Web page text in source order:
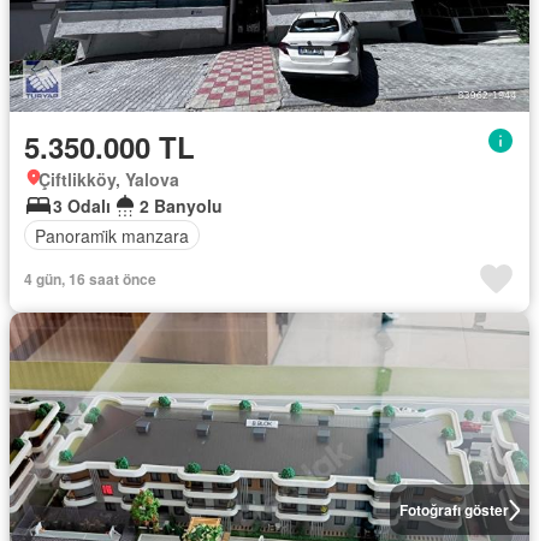
5.350.000 TL
Çiftlikköy, Yalova
3 Odalı
2 Banyolu
Panorami̇k manzara
4 gün, 16 saat önce
Fotoğrafı göster